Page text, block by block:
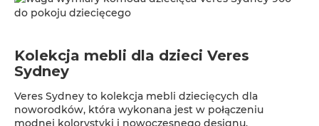
Kolekcja mebli dla dzieci Veres
Sydney
Veres Sydney to kolekcja mebli dziecięcych dla
noworodków, która wykonana jest w połączeniu
modnej kolorystyki i nowoczesnego designu.